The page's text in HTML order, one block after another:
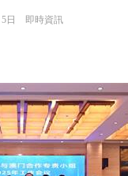
日 即時資訊